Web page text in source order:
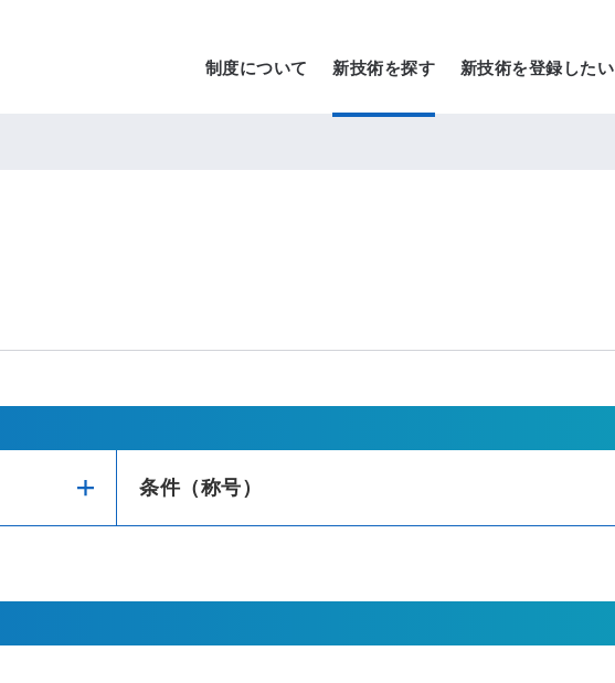
制度について 新技術を探す 新技術を登録したい
条件（称号）